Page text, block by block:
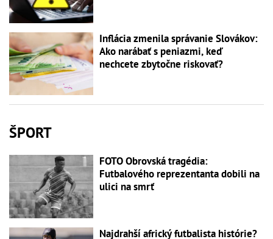
Inflácia zmenila správanie Slovákov:
Ako narábať s peniazmi, keď
nechcete zbytočne riskovať?
ŠPORT
FOTO Obrovská tragédia:
Futbalového reprezentanta dobili na
ulici na smrť
Najdrahší africký futbalista histórie?